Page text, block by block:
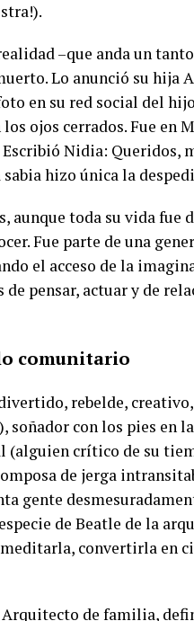
–que anda un
Lo anunció su hija
en su red social del
ojos cerrados. Fue en
Nidia: Queridos,
sabia hizo única la
aunque toda su vida fue
Fue parte de una
el acceso de la
de pensar, actuar y de
comunitario
rebelde,
soñador con los pies en
(alguien crítico de su
de jerga
gente
de Beatle de la
convertirla en
de familia,